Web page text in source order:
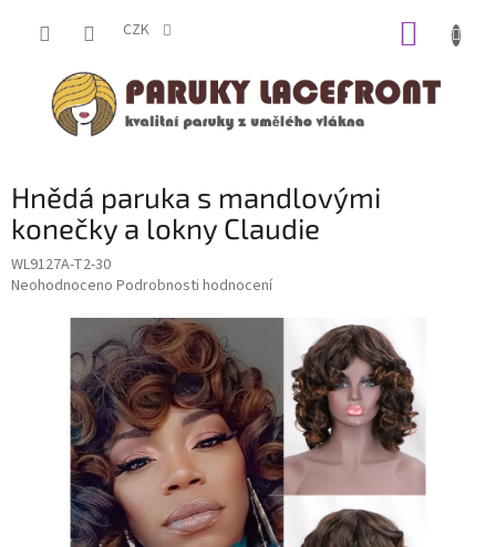
CZK
Hnědá paruka s mandlovými
konečky a lokny Claudie
WL9127A-T2-30
Průměrné
hvězdiček.
Neohodnoceno Podrobnosti hodnocení